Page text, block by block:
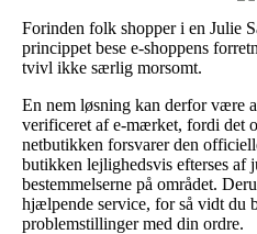
Forinden folk shopper i en Julie
princippet bese e-shoppens
tvivl ikke særlig morsomt.
En nem løsning kan derfor være
verificeret af e-mærket, fordi det
netbutikken forsvarer den
butikken lejlighedsvis efterses af
bestemmelserne på området.
hjælpende service, for så vidt du
problemstillinger med din ordre.